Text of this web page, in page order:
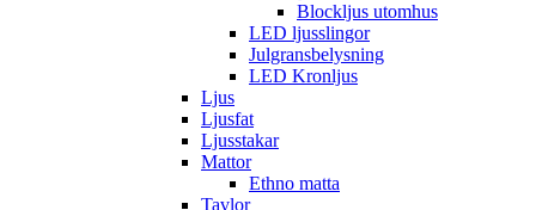
Blockljus utomhus
LED ljusslingor
Julgransbelysning
LED Kronljus
Ljus
Ljusfat
Ljusstakar
Mattor
Ethno matta
Tavlor